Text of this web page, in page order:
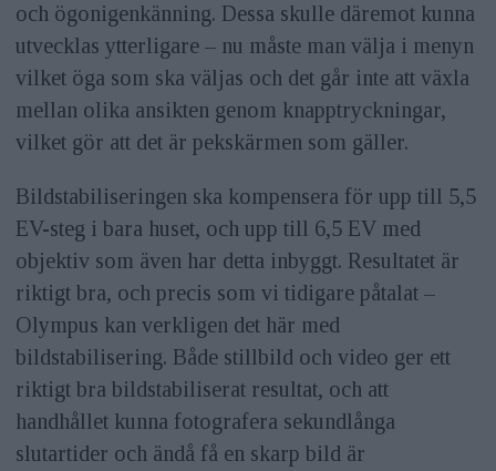
och ögonigenkänning. Dessa skulle däremot kunna
utvecklas ytterligare – nu måste man välja i menyn
vilket öga som ska väljas och det går inte att växla
mellan olika ansikten genom knapptryckningar,
vilket gör att det är pekskärmen som gäller.
Bildstabiliseringen ska kompensera för upp till 5,5
EV-steg i bara huset, och upp till 6,5 EV med
objektiv som även har detta inbyggt. Resultatet är
riktigt bra, och precis som vi tidigare påtalat –
Olympus kan verkligen det här med
bildstabilisering. Både stillbild och video ger ett
riktigt bra bildstabiliserat resultat, och att
handhållet kunna fotografera sekundlånga
slutartider och ändå få en skarp bild är